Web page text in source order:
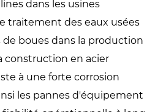
dans les usines
traitement des eaux usées
de boues dans la production
construction en acier
à une forte corrosion
les pannes d'équipement